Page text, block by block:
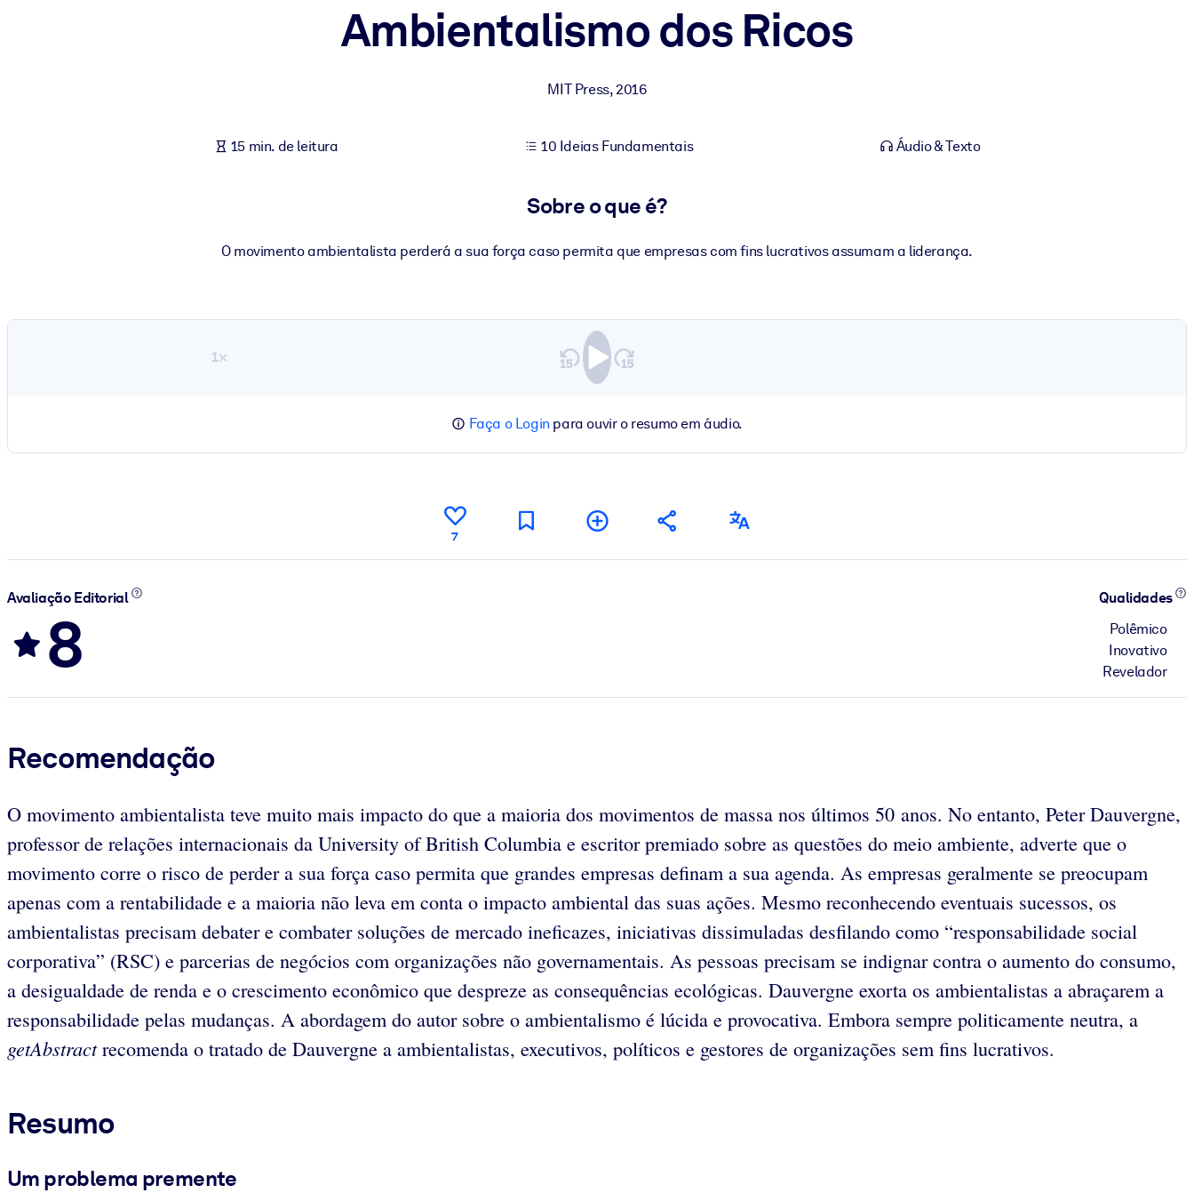
Ambientalismo dos Ricos
MIT Press,2016
15 min. de leitura 10 Ideias Fundamentais Áudio & Texto
Sobre o que é?
O movimento ambientalista perderá a sua força caso permita que empresas com fins lucrativos assumam a liderança.
1×
Faça o Login para ouvir o resumo em áudio.
7
Avaliação Editorial
8
Qualidades
Polêmico
Inovativo
Revelador
Recomendação
O movimento ambientalista teve muito mais impacto do que a maioria dos movimentos de massa nos últimos 50 anos. No entanto, Peter Dauvergne,
professor de relações internacionais da University of British Columbia e escritor premiado sobre as questões do meio ambiente, adverte que o
movimento corre o risco de perder a sua força caso permita que grandes empresas definam a sua agenda. As empresas geralmente se preocupam
apenas com a rentabilidade e a maioria não leva em conta o impacto ambiental das suas ações. Mesmo reconhecendo eventuais sucessos, os
ambientalistas precisam debater e combater soluções de mercado ineficazes, iniciativas dissimuladas desfilando como “responsabilidade social
corporativa” (RSC) e parcerias de negócios com organizações não governamentais. As pessoas precisam se indignar contra o aumento do consumo,
a desigualdade de renda e o crescimento econômico que despreze as consequências ecológicas. Dauvergne exorta os ambientalistas a abraçarem a
responsabilidade pelas mudanças. A abordagem do autor sobre o ambientalismo é lúcida e provocativa. Embora sempre politicamente neutra, a
getAbstractrecomenda o tratado de Dauvergne a ambientalistas, executivos, políticos e gestores de organizações sem fins lucrativos.
Resumo
Um problema premente